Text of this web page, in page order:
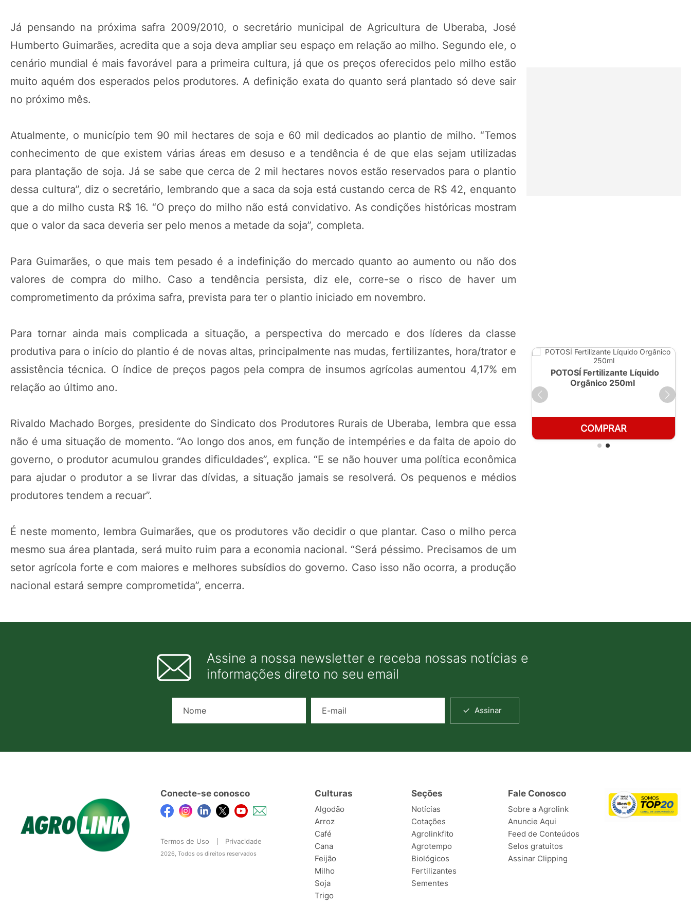
Já pensando na próxima safra 2009/2010, o secretário municipal de Agricultura de Uberaba, José
Humberto Guimarães, acredita que a soja deva ampliar seu espaço em relação ao milho. Segundo ele, o
cenário mundial é mais favorável para a primeira cultura, já que os preços oferecidos pelo milho estão
muito aquém dos esperados pelos produtores. A definição exata do quanto será plantado só deve sair
no próximo mês.
Atualmente, o município tem 90 mil hectares de soja e 60 mil dedicados ao plantio de milho. “Temos
conhecimento de que existem várias áreas em desuso e a tendência é de que elas sejam utilizadas
para plantação de soja. Já se sabe que cerca de 2 mil hectares novos estão reservados para o plantio
dessa cultura”, diz o secretário, lembrando que a saca da soja está custando cerca de R$ 42, enquanto
que a do milho custa R$ 16. “O preço do milho não está convidativo. As condições históricas mostram
que o valor da saca deveria ser pelo menos a metade da soja”, completa.
Para Guimarães, o que mais tem pesado é a indefinição do mercado quanto ao aumento ou não dos
valores de compra do milho. Caso a tendência persista, diz ele, corre-se o risco de haver um
comprometimento da próxima safra, prevista para ter o plantio iniciado em novembro.
Para tornar ainda mais complicada a situação, a perspectiva do mercado e dos líderes da classe
produtiva para o início do plantio é de novas altas, principalmente nas mudas, fertilizantes, hora/trator e
assistência técnica. O índice de preços pagos pela compra de insumos agrícolas aumentou 4,17% em
relação ao último ano.
Rivaldo Machado Borges, presidente do Sindicato dos Produtores Rurais de Uberaba, lembra que essa
não é uma situação de momento. “Ao longo dos anos, em função de intempéries e da falta de apoio do
governo, o produtor acumulou grandes dificuldades”, explica. “E se não houver uma política econômica
para ajudar o produtor a se livrar das dívidas, a situação jamais se resolverá. Os pequenos e médios
produtores tendem a recuar”.
É neste momento, lembra Guimarães, que os produtores vão decidir o que plantar. Caso o milho perca
mesmo sua área plantada, será muito ruim para a economia nacional. “Será péssimo. Precisamos de um
setor agrícola forte e com maiores e melhores subsídios do governo. Caso isso não ocorra, a produção
nacional estará sempre comprometida”, encerra.
POTOSÍ Fertilizante Líquido
COMPRAR
POTOSÍ Fertilizante Líquido
Orgânico 250ml
COMPRAR
Assine a nossa newsletter e receba nossas notícias e
informações direto no seu email
Assinar
Conecte-se conosco
Termos de Uso Privacidade
2026, Todos os direitos reservados
Culturas
Algodão
Arroz
Café
Cana
Feijão
Milho
Soja
Trigo
Seções
Notícias
Cotações
Agrolinkfito
Agrotempo
Biológicos
Fertilizantes
Sementes
Fale Conosco
Sobre a Agrolink
Anuncie Aqui
Feed de Conteúdos
Selos gratuitos
Assinar Clipping